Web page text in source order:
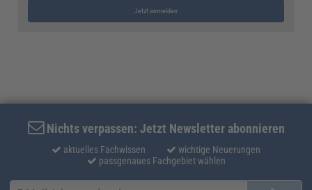
Jetzt anmelden
Nichts verpassen: Jetzt Newsletter abonnieren
aktuelles Fachwissen
wichtige Neuerungen
passgenaues Fachgebiet wählen